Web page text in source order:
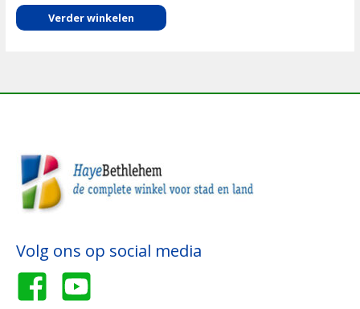
Verder winkelen
Volg ons op social media